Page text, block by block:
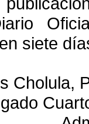
siete
Cholula,